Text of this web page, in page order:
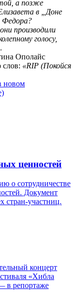
а позже
в „Доне
Федора?
производили
голосу,
.
Ополайс
слов: «RIP (Покойся
новом
ценностей
о сотрудничестве
Документ
стран-участниц.
концерт
«Хибла
в репортаже